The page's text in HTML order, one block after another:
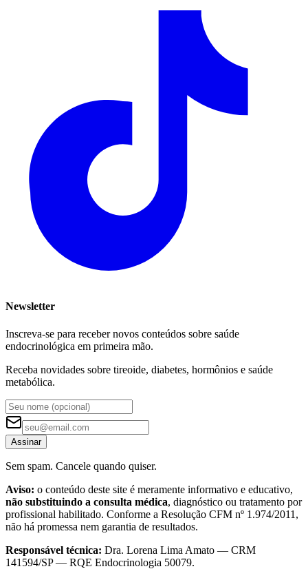
Newsletter
Inscreva-se para receber novos conteúdos sobre saúde
endocrinológica em primeira mão.
Receba novidades sobre tireoide, diabetes, hormônios e saúde
metabólica.
Assinar
Sem spam. Cancele quando quiser.
Aviso: o conteúdo deste site é meramente informativo e educativo,
não substituindo a consulta médica, diagnóstico ou tratamento por
profissional habilitado. Conforme a Resolução CFM nº 1.974/2011,
não há promessa nem garantia de resultados.
Responsável técnica: Dra. Lorena Lima Amato — CRM
141594/SP — RQE Endocrinologia 50079.